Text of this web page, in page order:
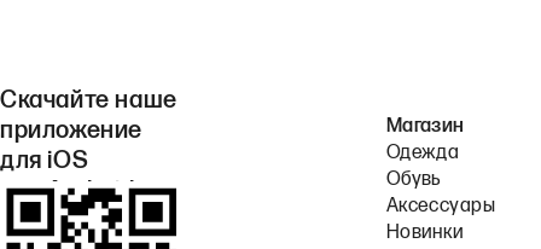
Скачайте наше
приложение
для iOS
или Android.
Магазин
Одежда
Обувь
Аксессуары
Новинки